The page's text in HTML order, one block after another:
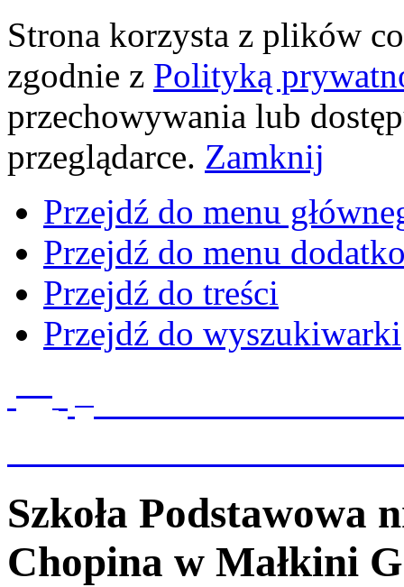
Strona korzysta z plików
zgodnie z Polityką
przechowywania lub
przeglądarce. Zamknij
Przejdź do menu
Przejdź do menu
Przejdź do treści
Przejdź do wyszukiwarki
Szkoła Podstawowa
Chopina w Małkini